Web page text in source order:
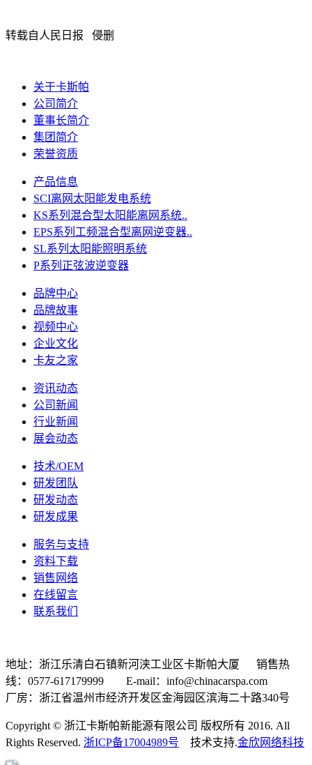
转载自人民日报 侵删
关于卡斯帕
公司简介
董事长简介
集团简介
荣誉资质
产品信息
SCI离网太阳能发电系统
KS系列混合型太阳能离网系统..
EPS系列工频混合型离网逆变器..
SL系列太阳能照明系统
P系列正弦波逆变器
品牌中心
品牌故事
视频中心
企业文化
卡友之家
资讯动态
公司新闻
行业新闻
展会动态
技术/OEM
研发团队
研发动态
研发成果
服务与支持
资料下载
销售网络
在线留言
联系我们
地址：浙江乐清白石镇新河浃工业区卡斯帕大厦 销售热
线：0577-617179999 E-mail：info@chinacarspa.com
厂房：浙江省温州市经济开发区金海园区滨海二十路340号
Copyright © 浙江卡斯帕新能源有限公司 版权所有 2016. All
Rights Reserved. 浙ICP备17004989号 技术支持.金欣网络科技